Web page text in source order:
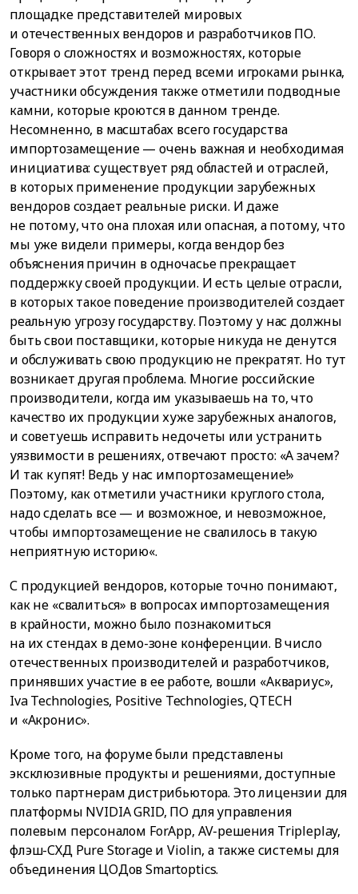
площадке представителей мировых
и отечественных вендоров и разработчиков ПО.
Говоря о сложностях и возможностях, которые
открывает этот тренд перед всеми игроками рынка,
участники обсуждения также отметили подводные
камни, которые кроются в данном тренде.
Несомненно, в масштабах всего государства
импортозамещение — очень важная и необходимая
инициатива: существует ряд областей и отраслей,
в которых применение продукции зарубежных
вендоров создает реальные риски. И даже
не потому, что она плохая или опасная, а потому, что
мы уже видели примеры, когда вендор без
объяснения причин в одночасье прекращает
поддержку своей продукции. И есть целые отрасли,
в которых такое поведение производителей создает
реальную угрозу государству. Поэтому у нас должны
быть свои поставщики, которые никуда не денутся
и обслуживать свою продукцию не прекратят. Но тут
возникает другая проблема. Многие российские
производители, когда им указываешь на то, что
качество их продукции хуже зарубежных аналогов,
и советуешь исправить недочеты или устранить
уязвимости в решениях, отвечают просто: «А зачем?
И так купят! Ведь у нас импортозамещение!»
Поэтому, как отметили участники круглого стола,
надо сделать все — и возможное, и невозможное,
чтобы импортозамещение не свалилось в такую
неприятную историю«.
С продукцией вендоров, которые точно понимают,
как не «свалиться» в вопросах импортозамещения
в крайности, можно было познакомиться
на их стендах в демо-зоне конференции. В число
отечественных производителей и разработчиков,
принявших участие в ее работе, вошли «Аквариус»,
Iva Technologies, Positive Technologies, QTECH
и «Акронис».
Кроме того, на форуме были представлены
эксклюзивные продукты и решениями, доступные
только партнерам дистрибьютора. Это лицензии для
платформы NVIDIA GRID, ПО для управления
полевым персоналом ForApp, AV-решения Tripleplay,
флэш-СХД Pure Storage и Violin, а также системы для
объединения ЦОДов Smartoptics.